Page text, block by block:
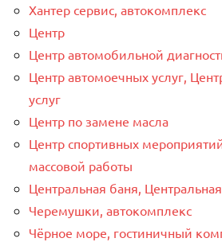
Хантер сервис, автокомплекс
Центр
Центр автомобильной
Центр автомоечных услуг,
услуг
Центр по замене масла
Центр спортивных
массовой работы
Центральная баня,
Черемушки, автокомплекс
Чёрное море, гостиничный